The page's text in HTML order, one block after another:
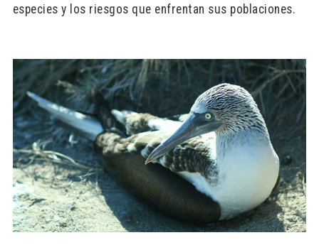
especies y los riesgos que enfrentan sus poblaciones.